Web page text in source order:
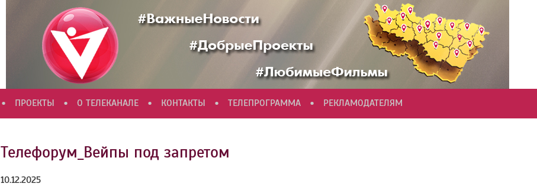
• ПРОЕКТЫ • О ТЕЛЕКАНАЛЕ • КОНТАКТЫ • ТЕЛЕПРОГРАММА • РЕКЛАМОДАТЕЛЯМ
Телефорум_Вейпы под запретом
10.12.2025